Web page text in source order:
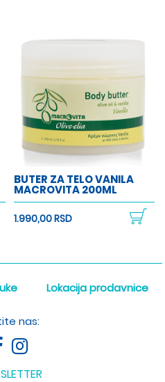
BUTER ZA TELO VANILA
MACROVITA 200ML
1.990,00 RSD
Lokacija prodavnice
nas: